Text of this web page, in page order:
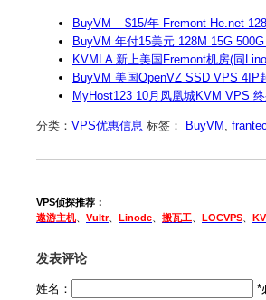
BuyVM – $15/年 Fremont He.net
BuyVM 年付15美元 128M 15G
KVMLA 新上美国Fremont机房(同
BuyVM 美国OpenVZ SSD VPS 4IP
MyHost123 10月凤凰城KVM VPS
分类： VPS优惠信息 标签： BuyVM
VPS侦探推荐：
遨游主机
Vultr、 Linode 搬瓦工 LOCVPS
发表评论
姓名： *